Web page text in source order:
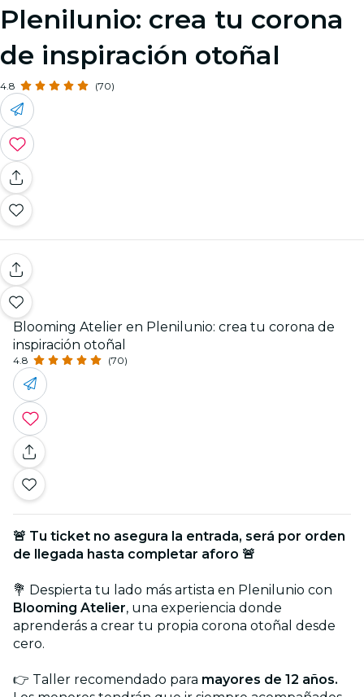
Plenilunio: crea tu corona
de inspiración otoñal
4.8 (70)
Blooming Atelier en Plenilunio: crea tu corona de
inspiración otoñal
4.8 (70)
🚨 Tu ticket no asegura la entrada, será por orden
de llegada hasta completar aforo 🚨
💐 Despierta tu lado más artista en Plenilunio con
Blooming Atelier, una experiencia donde
aprenderás a crear tu propia corona otoñal desde
cero.
👉 Taller recomendado para mayores de 12 años.